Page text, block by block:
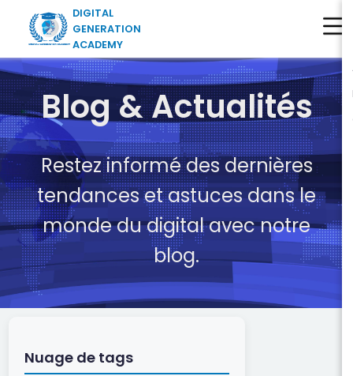
DIGITAL
GENERATION
ACADEMY
Blog & Actualités
Restez informé des dernières
tendances et astuces dans le
monde du digital avec notre
blog.
Nuage de tags